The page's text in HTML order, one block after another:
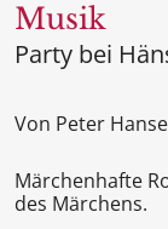
Musik
Party bei
Von Peter
Märchenhafte
des Märchens.